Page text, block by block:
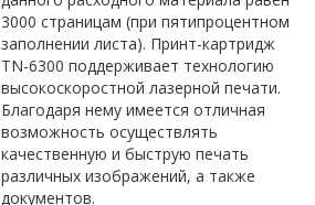
3000 страницам (при пятипроцентном
заполнении листа). Принт-картридж
TN-6300 поддерживает технологию
высокоскоростной лазерной печати.
Благодаря нему имеется отличная
возможность осуществлять
качественную и быструю печать
различных изображений, а также
документов.